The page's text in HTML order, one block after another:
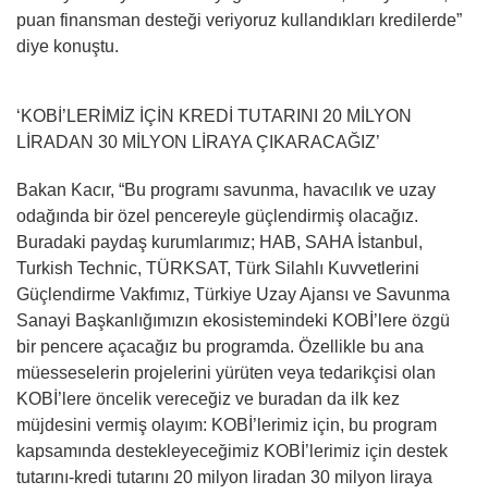
puan finansman desteği veriyoruz kullandıkları kredilerde”
diye konuştu.
‘KOBİ’LERİMİZ İÇİN KREDİ TUTARINI 20 MİLYON
LİRADAN 30 MİLYON LİRAYA ÇIKARACAĞIZ’
Bakan Kacır, “Bu programı savunma, havacılık ve uzay
odağında bir özel pencereyle güçlendirmiş olacağız.
Buradaki paydaş kurumlarımız; HAB, SAHA İstanbul,
Turkish Technic, TÜRKSAT, Türk Silahlı Kuvvetlerini
Güçlendirme Vakfımız, Türkiye Uzay Ajansı ve Savunma
Sanayi Başkanlığımızın ekosistemindeki KOBİ’lere özgü
bir pencere açacağız bu programda. Özellikle bu ana
müesseselerin projelerini yürüten veya tedarikçisi olan
KOBİ’lere öncelik vereceğiz ve buradan da ilk kez
müjdesini vermiş olayım: KOBİ’lerimiz için, bu program
kapsamında destekleyeceğimiz KOBİ’lerimiz için destek
tutarını-kredi tutarını 20 milyon liradan 30 milyon liraya